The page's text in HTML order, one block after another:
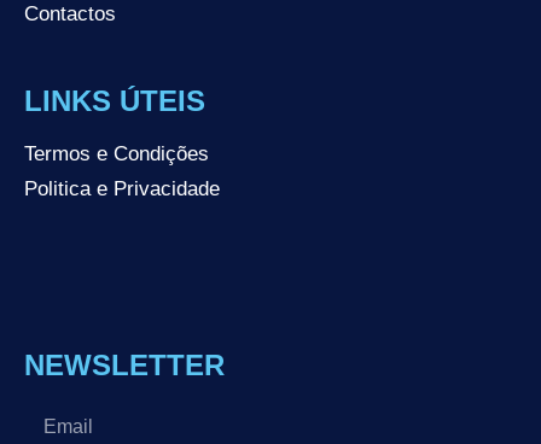
Contactos
LINKS ÚTEIS
Termos e Condições
Politica e Privacidade
NEWSLETTER